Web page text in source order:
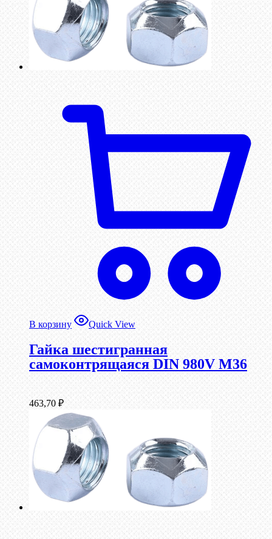
В корзину Quick View
Гайка шестигранная
самоконтрящаяся DIN 980V М36
463,70 ₽